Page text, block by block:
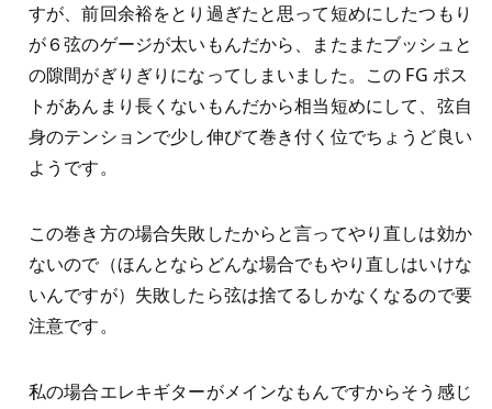
すが、前回余裕をとり過ぎたと思って短めにしたつもり
が６弦のゲージが太いもんだから、またまたブッシュと
の隙間がぎりぎりになってしまいました。この FG ポス
トがあんまり長くないもんだから相当短めにして、弦自
身のテンションで少し伸びて巻き付く位でちょうど良い
ようです。
この巻き方の場合失敗したからと言ってやり直しは効か
ないので（ほんとならどんな場合でもやり直しはいけな
いんですが）失敗したら弦は捨てるしかなくなるので要
注意です。
私の場合エレキギターがメインなもんですからそう感じ